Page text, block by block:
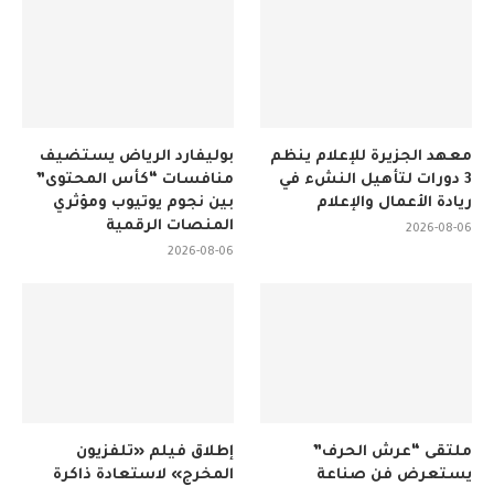
بوليفارد الرياض يستضيف
منافسات “كأس المحتوى”
بين نجوم يوتيوب ومؤثري
المنصات الرقمية
2026-08-06
معهد الجزيرة للإعلام ينظم
3 دورات لتأهيل النشء في
ريادة الأعمال والإعلام
2026-08-06
إطلاق فيلم «تلفزيون
المخرج» لاستعادة ذاكرة
ملتقى “عرش الحرف”
يستعرض فن صناعة